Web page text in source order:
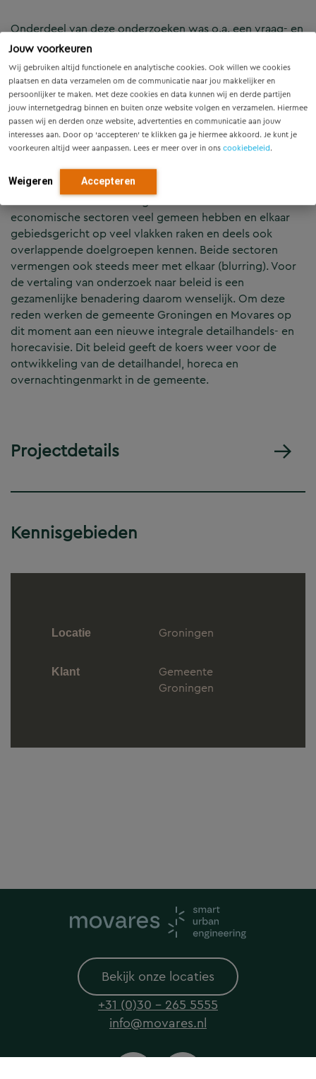
Jouw voorkeuren
Wij gebruiken altijd functionele en analytische cookies. Ook willen we cookies
plaatsen en data verzamelen om de communicatie naar jou makkelijker en
persoonlijker te maken. Met deze cookies en data kunnen wij en derde partijen
jouw internetgedrag binnen en buiten onze website volgen en verzamelen. Hiermee
passen wij en derden onze website, advertenties en communicatie aan jouw
interesses aan. Door op ‘accepteren’ te klikken ga je hiermee akkoord. Je kunt je
voorkeuren altijd weer aanpassen. Lees er meer over in ons cookiebeleid.
Weigeren Accepteren
Onderdeel van deze onderzoeken was o.a. een vraag- en
aanbodanalyse, koopstromenonderzoek (in
samenwerking met I&O), enquête via het inwonerspanel
van de gemeente en brede bijeenkomsten met
stakeholders (ondernemers, vastgoedeigenaren). In een
latere fase is ook de overnachtingenmarkt in de
gemeente onderzocht.
De onderzoeksresultaten geven aan dat beide
economische sectoren veel gemeen hebben en elkaar
gebiedsgericht op veel vlakken raken en deels ook
overlappende doelgroepen kennen. Beide sectoren
vermengen ook steeds meer met elkaar (blurring). Voor
de vertaling van onderzoek naar beleid is een
gezamenlijke benadering daarom wenselijk. Om deze
reden werken de gemeente Groningen en Movares op
dit moment aan een nieuwe integrale detailhandels- en
horecavisie. Dit beleid geeft de koers weer voor de
ontwikkeling van de detailhandel, horeca en
overnachtingenmarkt in de gemeente.
Projectdetails
Kennisgebieden
Locatie Groningen
Klant
Gemeente
Groningen
Bekijk onze locaties
+31 (0)30 - 265 5555
info@movares.nl